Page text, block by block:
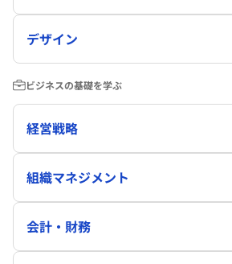
デザイン
ビジネスの基礎を学ぶ
経営戦略
組織マネジメント
会計・財務